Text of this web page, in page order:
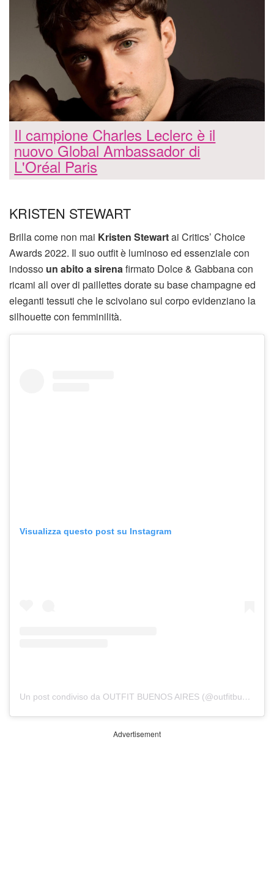
Il campione Charles Leclerc è il
nuovo Global Ambassador di
L'Oréal Paris
KRISTEN STEWART
Brilla come non mai Kristen Stewartai Critics’ Choice
Awards 2022. Il suo outfit è luminoso ed essenziale con
indosso un abito a sirenafirmato Dolce & Gabbana con
ricami all over di paillettes dorate su base champagne ed
eleganti tessuti che le scivolano sul corpo evidenziano la
silhouette con femminilità.
Visualizza questo post su Instagram
Un post condiviso da OUTFIT BUENOS AIRES (@outfitbuenosaires)
Advertisement